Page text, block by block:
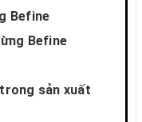
Befine
Befine
sản xuất